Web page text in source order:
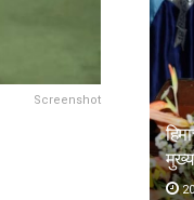
Screenshot